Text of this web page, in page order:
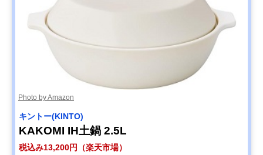
Photo by Amazon
キントー(KINTO)
KAKOMI IH土鍋 2.5L
税込み13,200円（楽天市場）